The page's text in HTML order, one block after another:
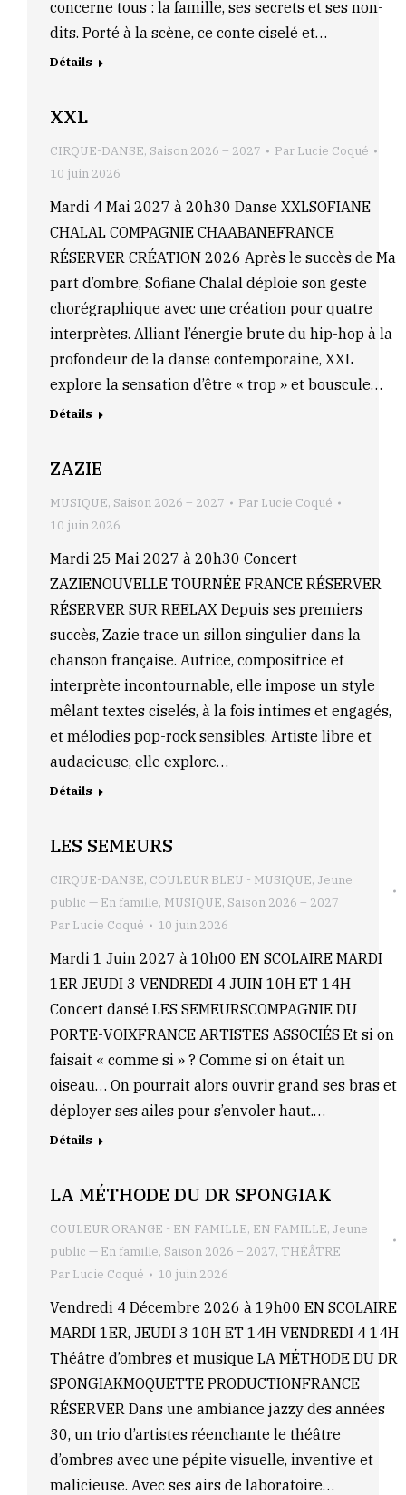
concerne tous : la famille, ses secrets et ses non-
dits. Porté à la scène, ce conte ciselé et…
Détails
XXL
CIRQUE-DANSE, Saison 2026 – 2027 Par Lucie Coqué
10 juin 2026
Mardi 4 Mai 2027 à 20h30 Danse XXLSOFIANE
CHALAL COMPAGNIE CHAABANEFRANCE
RÉSERVER CRÉATION 2026 Après le succès de Ma
part d’ombre, Sofiane Chalal déploie son geste
chorégraphique avec une création pour quatre
interprètes. Alliant l’énergie brute du hip-hop à la
profondeur de la danse contemporaine, XXL
explore la sensation d’être « trop » et bouscule…
Détails
ZAZIE
MUSIQUE, Saison 2026 – 2027 Par Lucie Coqué
10 juin 2026
Mardi 25 Mai 2027 à 20h30 Concert
ZAZIENOUVELLE TOURNÉE FRANCE RÉSERVER
RÉSERVER SUR REELAX Depuis ses premiers
succès, Zazie trace un sillon singulier dans la
chanson française. Autrice, compositrice et
interprète incontournable, elle impose un style
mêlant textes ciselés, à la fois intimes et engagés,
et mélodies pop-rock sensibles. Artiste libre et
audacieuse, elle explore…
Détails
LES SEMEURS
CIRQUE-DANSE, COULEUR BLEU - MUSIQUE, Jeune
public — En famille, MUSIQUE, Saison 2026 – 2027
Par Lucie Coqué 10 juin 2026
Mardi 1 Juin 2027 à 10h00 EN SCOLAIRE MARDI
1ER JEUDI 3 VENDREDI 4 JUIN 10H ET 14H
Concert dansé LES SEMEURSCOMPAGNIE DU
PORTE-VOIXFRANCE ARTISTES ASSOCIÉS Et si on
faisait « comme si » ? Comme si on était un
oiseau… On pourrait alors ouvrir grand ses bras et
déployer ses ailes pour s’envoler haut.…
Détails
LA MÉTHODE DU DR SPONGIAK
COULEUR ORANGE - EN FAMILLE, EN FAMILLE, Jeune
public — En famille, Saison 2026 – 2027, THÉÂTRE
Par Lucie Coqué 10 juin 2026
Vendredi 4 Décembre 2026 à 19h00 EN SCOLAIRE
MARDI 1ER, JEUDI 3 10H ET 14H VENDREDI 4 14H
Théâtre d’ombres et musique LA MÉTHODE DU DR
SPONGIAKMOQUETTE PRODUCTIONFRANCE
RÉSERVER Dans une ambiance jazzy des années
30, un trio d’artistes réenchante le théâtre
d’ombres avec une pépite visuelle, inventive et
malicieuse. Avec ses airs de laboratoire…